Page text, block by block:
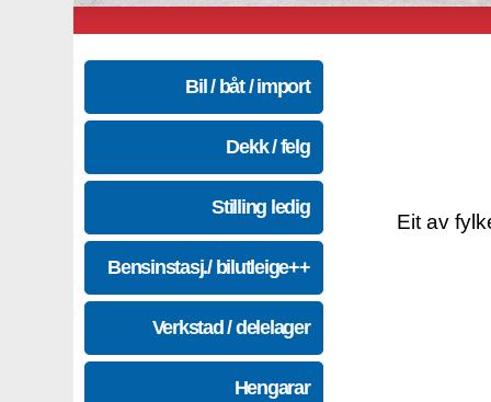
Bil / båt / import
Dekk / felg
Stilling ledig
Bensinstasj./ bilutleige++
Verkstad / delelager
Hengarar
Eit av